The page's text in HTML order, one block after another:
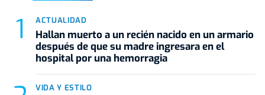
ACTUALIDAD
Hallan muerto a un recién nacido en un armario
después de que su madre ingresara en el
hospital por una hemorragia
VIDA Y ESTILO